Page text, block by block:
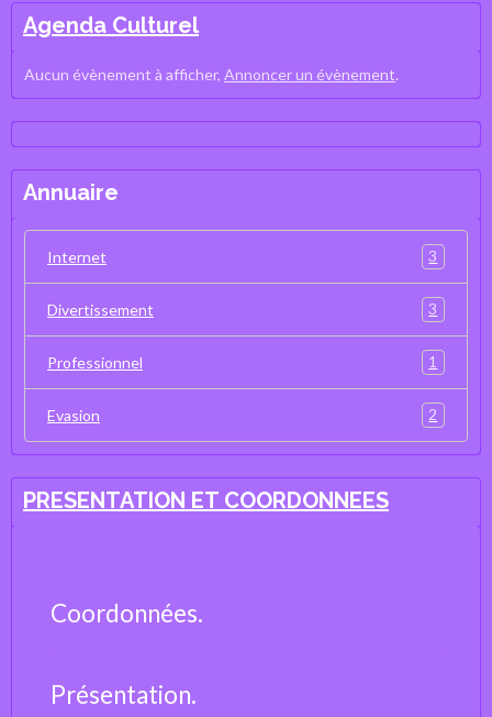
Agenda Culturel
Aucun évènement à afficher, Annoncer un évènement.
Annuaire
Internet 3
Divertissement 3
Professionnel 1
Evasion 2
PRESENTATION ET COORDONNEES
Coordonnées.
Présentation.